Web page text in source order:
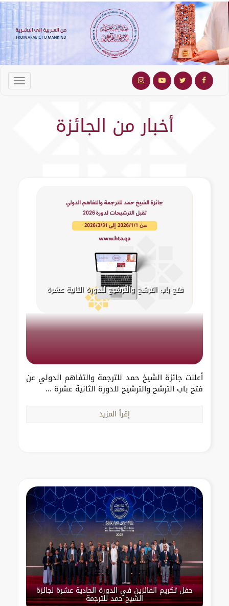
أخبار من الجائزة
فتح باب الترشح والترشيح للدورة الثانية عشرة
أعلنت جائزة الشيخ حمد للترجمة والتفاهم الدولي عن
فتح باب الترشح والترشيح للدورة الثانية عشرة ...
إقرأ المزيد
حفل تكريم الفائزين في الدورة الحادية عشرة لجائزة
الشيح حمد للترجمة